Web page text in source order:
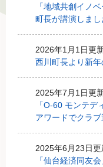
「地域共創イノ
町長が講演しまし
2026年1月1日更
西川町長より新
2025年7月1日更
「O-60 モンテ
アワードでクラブ
2025年6月23日更
「仙台経済同友